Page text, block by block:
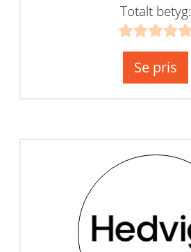
Totalt betyg:
Se pris